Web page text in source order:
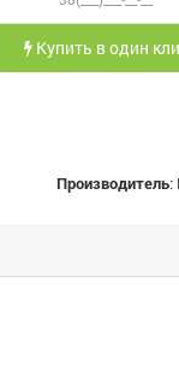
Купить в один
Производитель: